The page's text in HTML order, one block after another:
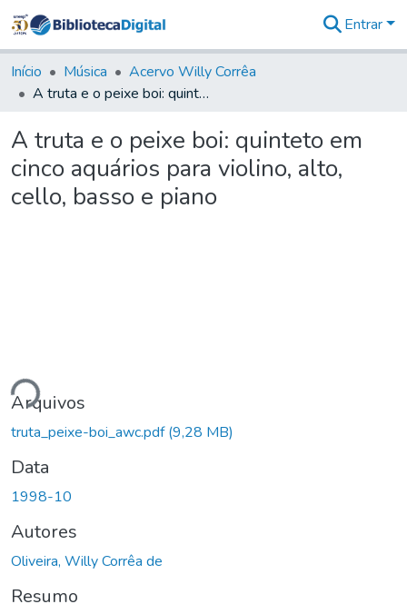
&
Coleções
Tudo na
Digital
Estatísticas
Entrar
Início Música
Acervo Willy Corrêa
A truta e o peixe boi: quinteto em cinco aquários para violino, alto, cello, basso e piano
A truta e o peixe boi: quinteto em
cinco aquários para violino, alto,
cello, basso e piano
Arquivos
truta_peixe-boi_awc.pdf(9,28 MB)
Data
1998-10
Autores
Oliveira, Willy Corrêa de
Resumo